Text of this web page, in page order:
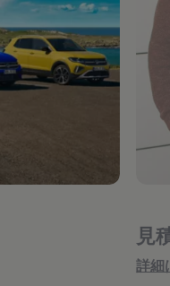
見
詳細